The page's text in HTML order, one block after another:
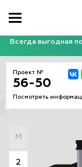
Всегда выгодная
Проект №
56-50
Посмотреть
М
2